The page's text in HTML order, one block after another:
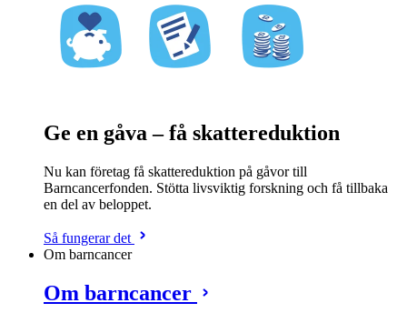
Ge en gåva – få skattereduktion
Nu kan företag få skattereduktion på gåvor till
Barncancerfonden. Stötta livsviktig forskning och få tillbaka
en del av beloppet.
Så fungerar det
Om barncancer
Om barncancer